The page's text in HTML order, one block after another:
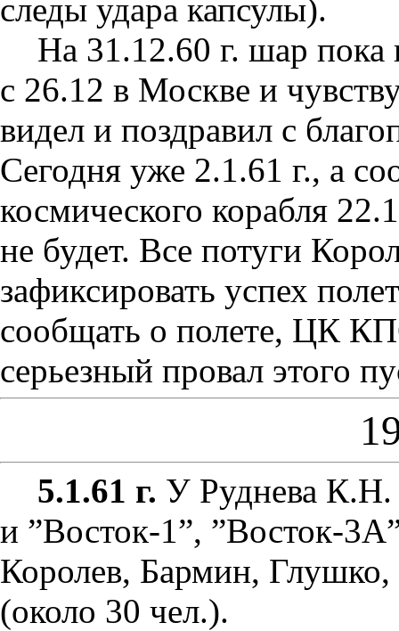
следы удара капсулы).
На 31.12.60 г. шар пока
с 26.12 в Москве и
видел и поздравил с
Сегодня уже 2.1.61 г., а
космического корабля
не будет. Все потуги
зафиксировать успех
сообщать о полете, ЦК
серьезный провал этого
5.1.61 г. У Руднева К.Н.
и ”Восток-1”, ”Восток-
Королев, Бармин,
(около 30 чел.).